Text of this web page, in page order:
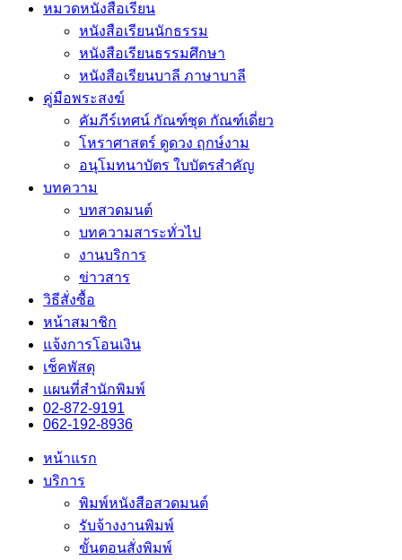
หมวดหนังสือเรียน
หนังสือเรียนนักธรรม
หนังสือเรียนธรรมศึกษา
หนังสือเรียนบาลี ภาษาบาลี
คู่มือพระสงฆ์
คัมภีร์เทศน์ กัณฑ์ชุด กัณฑ์เดี่ยว
โหราศาสตร์ ดูดวง ฤกษ์งาม
อนุโมทนาบัตร ใบบัตรสำคัญ
บทความ
บทสวดมนต์
บทความสาระทั่วไป
งานบริการ
ข่าวสาร
วิธีสั่งซื้อ
หน้าสมาชิก
แจ้งการโอนเงิน
เช็คพัสดุ
แผนที่สำนักพิมพ์
02-872-9191
062-192-8936
หน้าแรก
บริการ
พิมพ์หนังสือสวดมนต์
รับจ้างงานพิมพ์
ขั้นตอนสั่งพิมพ์